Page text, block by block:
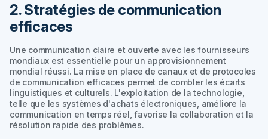
2. Stratégies de communication
efficaces
Une communication claire et ouverte avec les fournisseurs
mondiaux est essentielle pour un approvisionnement
mondial réussi. La mise en place de canaux et de protocoles
de communication efficaces permet de combler les écarts
linguistiques et culturels. L'exploitation de la technologie,
telle que les systèmes d'achats électroniques, améliore la
communication en temps réel, favorise la collaboration et la
résolution rapide des problèmes.